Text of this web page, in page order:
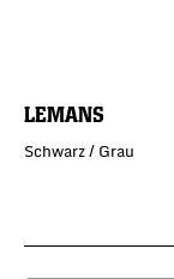
LEMANS
Schwarz / Grau